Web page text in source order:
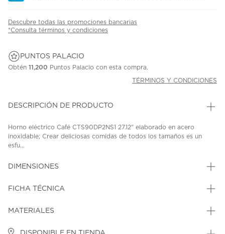
Descubre todas las promociones bancarias
*Consulta términos y condiciones
PUNTOS PALACIO
Obtén 11,200 Puntos Palacio con esta compra.
TÉRMINOS Y CONDICIONES
DESCRIPCIÓN DE PRODUCTO
Horno eléctrico Café CTS90DP2NS1 27.12" elaborado en acero
inoxidable; Crear deliciosas comidas de todos los tamaños es un
esfu...
DIMENSIONES
FICHA TÉCNICA
MATERIALES